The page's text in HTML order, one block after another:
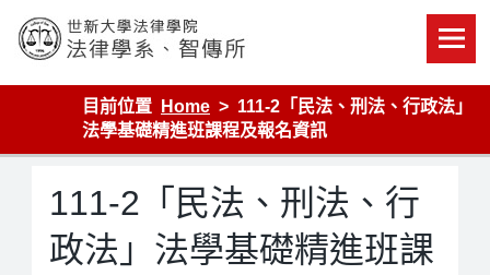
content
世新大學法律學院-法律學系-智慧財產暨科技法律研究所
目前位置
Home
111-2「民法、刑法、行政法」
法學基礎精進班課程及報名資訊
111-2「民法、刑法、行
政法」法學基礎精進班課